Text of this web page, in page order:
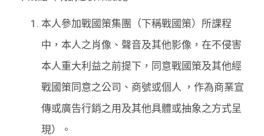
本人參加戰國策集團（下稱戰國策）所課程
中，本人之肖像、聲音及其他影像，在不侵害
本人重大利益之前提下，同意戰國策及其他經
戰國策同意之公司、商號或個人 ，作為商業宣
傳或廣告行銷之用及其他具體或抽象之方式呈
現）。